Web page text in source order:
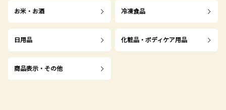
お米・お酒 冷凍食品
日用品 化粧品・ボディケア用品
商品表示・その他